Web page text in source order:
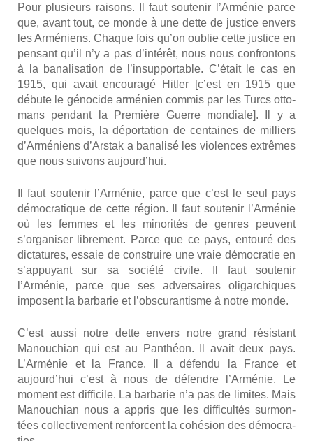
Pour plu­sieurs rai­sons. Il faut sou­te­nir l’Arménie parce
que, avant tout, ce monde à une dette de jus­tice envers
les Armé­niens. Chaque fois qu’on oublie cette jus­tice en
pen­sant qu’il n’y a pas d’intérêt, nous nous confron­tons
à la bana­li­sa­tion de l’insupportable. C’était le cas en
1915, qui avait encou­ra­gé Hit­ler [c’est en 1915 que
débute le géno­cide armé­nien com­mis par les Turcs otto­
mans pen­dant la Pre­mière Guerre mon­diale]. Il y a
quelques mois, la dépor­ta­tion de cen­taines de mil­liers
d’Arméniens d’Arstak a bana­li­sé les vio­lences extrêmes
que nous sui­vons aujourd’hui.
Il faut sou­te­nir l’Arménie, parce que c’est le seul pays
démo­cra­tique de cette région. Il faut sou­te­nir l’Arménie
où les femmes et les mino­ri­tés de genres peuvent
s’organiser libre­ment. Parce que ce pays, entou­ré des
dic­ta­tures, essaie de construire une vraie démo­cra­tie en
s’appuyant sur sa socié­té civile. Il faut sou­te­nir
l’Arménie, parce que ses adver­saires oli­gar­chiques
imposent la bar­ba­rie et l’obscurantisme à notre monde.
C’est aus­si notre dette envers notre grand résis­tant
Manou­chian qui est au Pan­théon. Il avait deux pays.
L’Arménie et la France. Il a défen­du la France et
aujourd’hui c’est à nous de défendre l’Arménie. Le
moment est dif­fi­cile. La bar­ba­rie n’a pas de limites. Mais
Manou­chian nous a appris que les dif­fi­cul­tés sur­mon­
tées col­lec­ti­ve­ment ren­forcent la cohé­sion des démo­cra­